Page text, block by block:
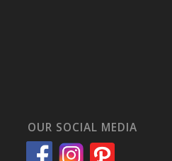
OUR SOCIAL MEDIA